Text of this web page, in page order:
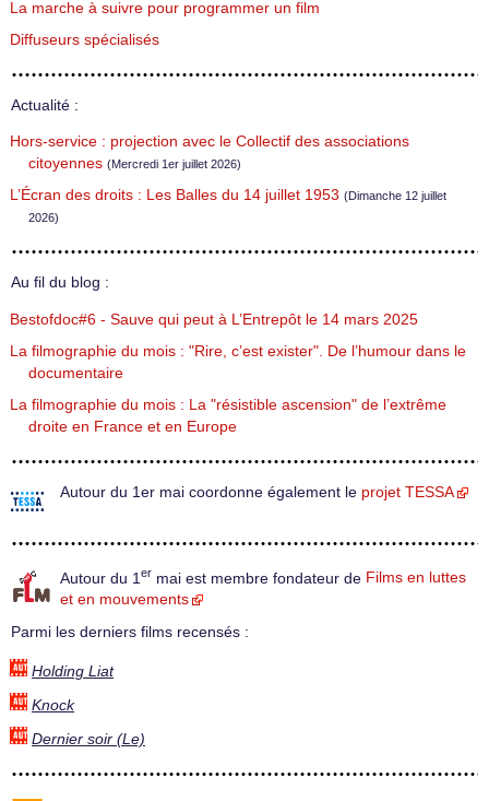
La marche à suivre pour programmer un film
Diffuseurs spécialisés
Actualité :
Hors-service : projection avec le Collectif des associations
citoyennes (Mercredi 1er juillet 2026)
L’Écran des droits : Les Balles du 14 juillet 1953 (Dimanche 12 juillet
2026)
Au fil du blog :
Bestofdoc#6 - Sauve qui peut à L’Entrepôt le 14 mars 2025
La filmographie du mois : "Rire, c’est exister". De l’humour dans le
documentaire
La filmographie du mois : La "résistible ascension" de l’extrême
droite en France et en Europe
Autour du 1er mai coordonne également le projet TESSA
Autour du 1 er mai est membre fondateur de Films en luttes
et en mouvements
Parmi les derniers films recensés :
Holding Liat
Knock
Dernier soir (Le)